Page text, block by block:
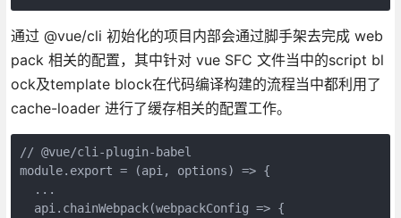
通过 @vue/cli 初始化的项目内部会通过脚手架去完成 web
pack 相关的配置，其中针对 vue SFC 文件当中的script bl
ock及template block在代码编译构建的流程当中都利用了
cache-loader 进行了缓存相关的配置工作。
// @vue/cli-plugin-babel
module.export = (api, options) => {
  ...
  api.chainWebpack(webpackConfig => {